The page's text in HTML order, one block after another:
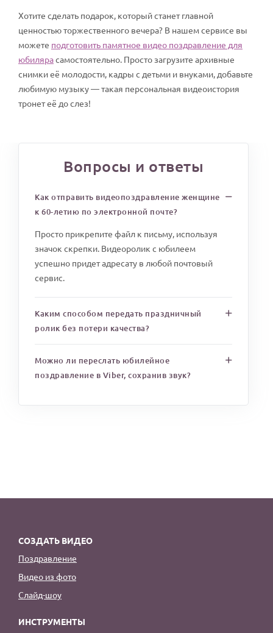
Хотите сделать подарок, который станет главной
ценностью торжественного вечера? В нашем сервисе вы
можете подготовить памятное видео поздравление для
юбилярасамостоятельно. Просто загрузите архивные
снимки её молодости, кадры с детьми и внуками, добавьте
любимую музыку — такая персональная видеоистория
тронет её до слез!
Вопросы и ответы
Как отправить видеопоздравление женщине
к 60-летию по электронной почте?
Просто прикрепите файл к письму, используя
значок скрепки. Видеоролик с юбилеем
успешно придет адресату в любой почтовый
сервис.
Каким способом передать праздничный
ролик без потери качества?
Можно ли переслать юбилейное
поздравление в Viber, сохранив звук?
СОЗДАТЬ ВИДЕО
Поздравление
Видео из фото
Слайд-шоу
ИНСТРУМЕНТЫ